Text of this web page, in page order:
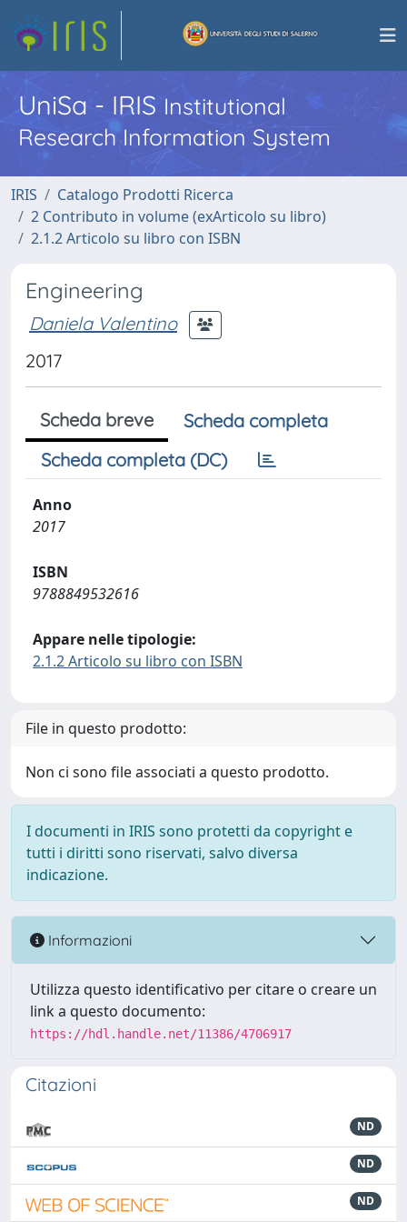
UniSa - IRISInstitutional
Research Information System
IRIS
Catalogo Prodotti Ricerca
2 Contributo in volume (exArticolo su libro)
2.1.2 Articolo su libro con ISBN
Engineering
Daniela Valentino
2017
Scheda breve
Scheda completa
Scheda completa (DC)
Anno
2017
ISBN
9788849532616
Appare nelle tipologie:
2.1.2 Articolo su libro con ISBN
File in questo prodotto:
Non ci sono file associati a questo prodotto.
I documenti in IRIS sono protetti da copyright e
tutti i diritti sono riservati, salvo diversa
indicazione.
Informazioni
Utilizza questo identificativo per citare o creare un
link a questo documento:
https://hdl.handle.net/11386/4706917
Citazioni
ND
ND
ND